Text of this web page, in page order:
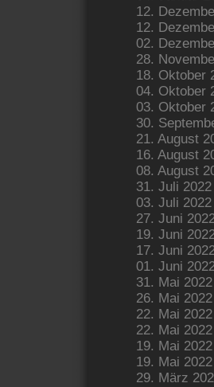
12.
12.
02.
28.
18. Oktober
04. Oktober
03. Oktober
30.
21. August
16. August
08. August
31. Juli 2022
03. Juli 2022
27. Juni
19. Juni
17. Juni
01. Juni
31. Mai
26. Mai
22. Mai
22. Mai
19. Mai
19. Mai
29. März